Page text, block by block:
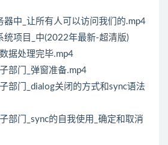
器中_让所有人可以访问我们的.mp4
统项目_中(2022年最新-超清版)
据处理完毕.mp4
部门_弹窗准备.mp4
部门_dialog关闭的方式和sync语法
部门_sync的自我使用_确定和取消